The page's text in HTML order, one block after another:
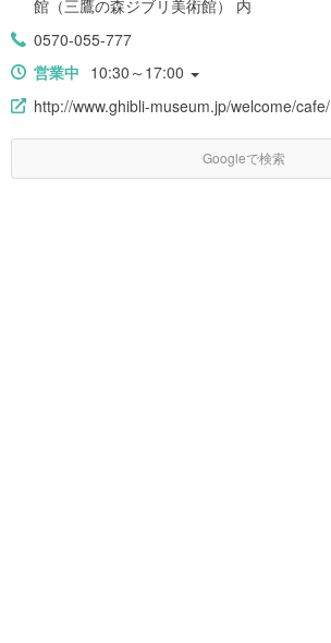
館（三鷹の森ジブリ美術館） 内
0570-055-777
営業中 10:30～17:00
http://www.ghibli-museum.jp/welcome/cafe/
Googleで検索